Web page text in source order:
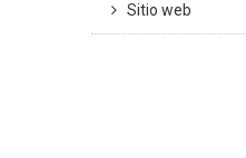
Sitio web